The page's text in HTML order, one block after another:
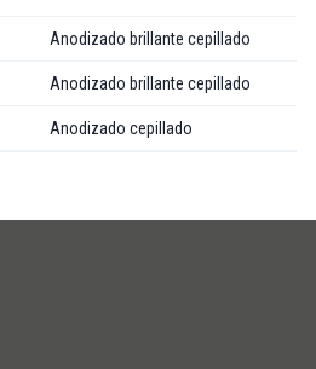
Anodizado brillante cepillado
Anodizado brillante cepillado
Anodizado cepillado